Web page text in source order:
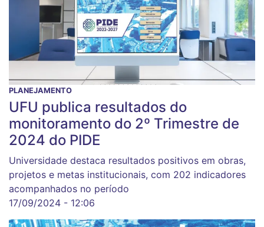
PLANEJAMENTO
UFU publica resultados do
monitoramento do 2º Trimestre de
2024 do PIDE
Universidade destaca resultados positivos em obras,
projetos e metas institucionais, com 202 indicadores
acompanhados no período
17/09/2024 - 12:06